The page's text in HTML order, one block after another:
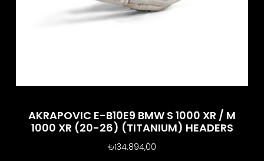
AKRAPOVIC E-B10E9 BMW S 1000 XR / M
1000 XR (20-26) (TITANIUM) HEADERS
₺134.894,00